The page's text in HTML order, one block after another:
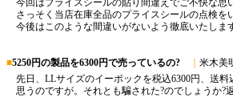
今回はプライスシールの貼り間違えでご不快な思
さっそく当店在庫全品のプライスシールの点検を
今後はこのような間違いがないよう徹底いたしま
■5250円の製品を6300円で売っているの? 米木美
先日、LLサイズのイーポックを税込6300円、送
思うのですが。それとも騙された?のでしょうか?